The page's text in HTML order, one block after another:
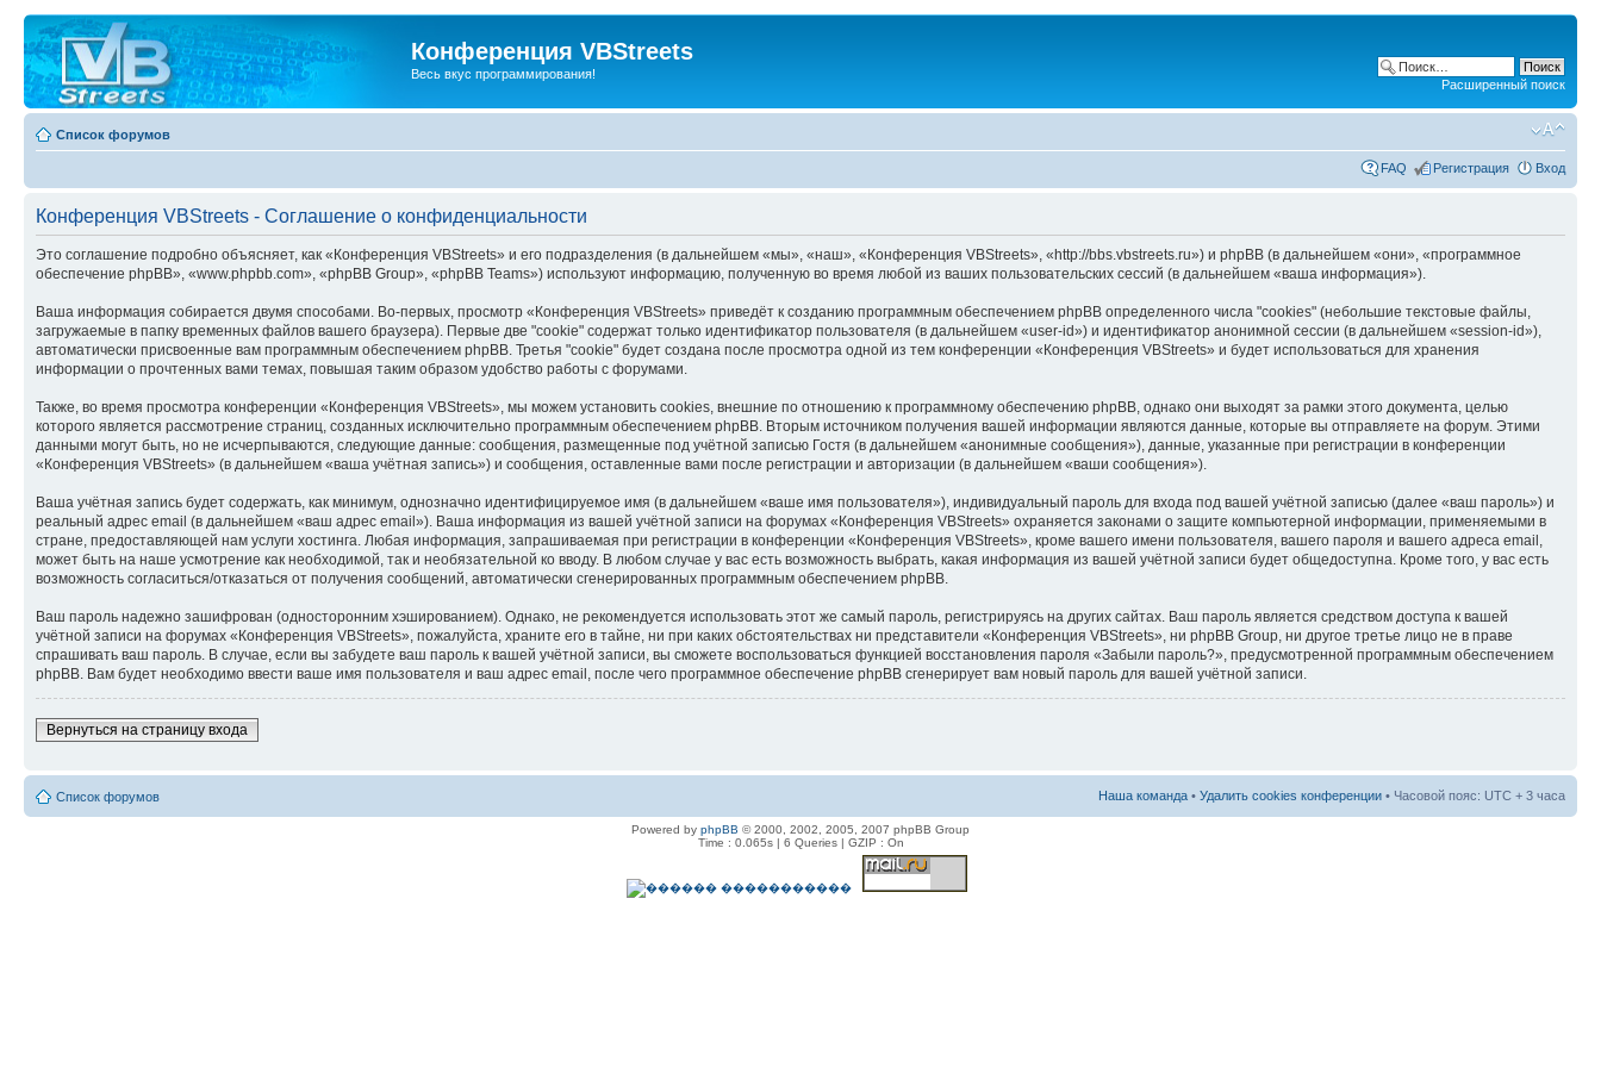
Конференция VBStreets
Весь вкус программирования!
Расширенный поиск
Список форумов
FAQ Регистрация Вход
Конференция VBStreets - Соглашение о конфиденциальности
Это соглашение подробно объясняет, как «Конференция VBStreets» и его подразделения (в дальнейшем «мы», «наш», «Конференция VBStreets», «http://bbs.vbstreets.ru») и phpBB (в дальнейшем «они», «программное
обеспечение phpBB», «www.phpbb.com», «phpBB Group», «phpBB Teams») используют информацию, полученную во время любой из ваших пользовательских сессий (в дальнейшем «ваша информация»).
Ваша информация собирается двумя способами. Во-первых, просмотр «Конференция VBStreets» приведёт к созданию программным обеспечением phpBB определенного числа "cookies" (небольшие текстовые файлы,
загружаемые в папку временных файлов вашего браузера). Первые две "cookie" содержат только идентификатор пользователя (в дальнейшем «user-id») и идентификатор анонимной сессии (в дальнейшем «session-id»),
автоматически присвоенные вам программным обеспечением phpBB. Третья "cookie" будет создана после просмотра одной из тем конференции «Конференция VBStreets» и будет использоваться для хранения
информации о прочтенных вами темах, повышая таким образом удобство работы с форумами.
Также, во время просмотра конференции «Конференция VBStreets», мы можем установить cookies, внешние по отношению к программному обеспечению phpBB, однако они выходят за рамки этого документа, целью
которого является рассмотрение страниц, созданных исключительно программным обеспечением phpBB. Вторым источником получения вашей информации являются данные, которые вы отправляете на форум. Этими
данными могут быть, но не исчерпываются, следующие данные: сообщения, размещенные под учётной записью Гостя (в дальнейшем «анонимные сообщения»), данные, указанные при регистрации в конференции
«Конференция VBStreets» (в дальнейшем «ваша учётная запись») и сообщения, оставленные вами после регистрации и авторизации (в дальнейшем «ваши сообщения»).
Ваша учётная запись будет содержать, как минимум, однозначно идентифицируемое имя (в дальнейшем «ваше имя пользователя»), индивидуальный пароль для входа под вашей учётной записью (далее «ваш пароль») и
реальный адрес email (в дальнейшем «ваш адрес email»). Ваша информация из вашей учётной записи на форумах «Конференция VBStreets» охраняется законами о защите компьютерной информации, применяемыми в
стране, предоставляющей нам услуги хостинга. Любая информация, запрашиваемая при регистрации в конференции «Конференция VBStreets», кроме вашего имени пользователя, вашего пароля и вашего адреса email,
может быть на наше усмотрение как необходимой, так и необязательной ко вводу. В любом случае у вас есть возможность выбрать, какая информация из вашей учётной записи будет общедоступна. Кроме того, у вас есть
возможность согласиться/отказаться от получения сообщений, автоматически сгенерированных программным обеспечением phpBB.
Ваш пароль надежно зашифрован (односторонним хэшированием). Однако, не рекомендуется использовать этот же самый пароль, регистрируясь на других сайтах. Ваш пароль является средством доступа к вашей
учётной записи на форумах «Конференция VBStreets», пожалуйста, храните его в тайне, ни при каких обстоятельствах ни представители «Конференция VBStreets», ни phpBB Group, ни другое третье лицо не в праве
спрашивать ваш пароль. В случае, если вы забудете ваш пароль к вашей учётной записи, вы сможете воспользоваться функцией восстановления пароля «Забыли пароль?», предусмотренной программным обеспечением
phpBB. Вам будет необходимо ввести ваше имя пользователя и ваш адрес email, после чего программное обеспечение phpBB сгенерирует вам новый пароль для вашей учётной записи.
Вернуться на страницу входа
Список форумов Наша команда • Удалить cookies конференции • Часовой пояс: UTC + 3 часа
Powered by phpBB © 2000, 2002, 2005, 2007 phpBB Group
Time : 0.065s | 6 Queries | GZIP : On